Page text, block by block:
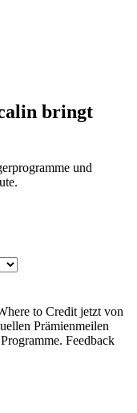
bringt
und
to Credit jetzt von
Prämienmeilen
Feedback